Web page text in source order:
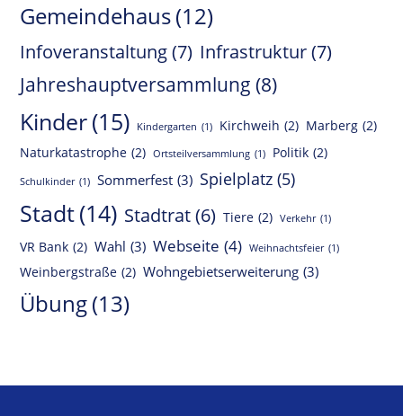
Gemeindehaus(12)
Infoveranstaltung(7) Infrastruktur(7)
Jahreshauptversammlung (8)
Kinder(15) Kindergarten (1) Kirchweih (2) Marberg (2)
Naturkatastrophe (2) Ortsteilversammlung (1) Politik (2)
Schulkinder (1) Sommerfest (3) Spielplatz (5)
Stadt(14) Stadtrat (6) Tiere (2) Verkehr (1)
VR Bank (2) Wahl (3) Webseite (4) Weihnachtsfeier (1)
Weinbergstraße (2) Wohngebietserweiterung (3)
Übung(13)